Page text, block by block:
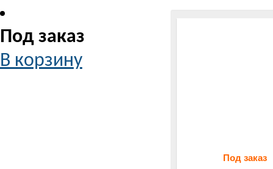
Под заказ
Под заказ
В корзину